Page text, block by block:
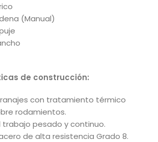
(Manual)
de construcción:
con tratamiento térmico
rodamientos.
pesado y continuo.
de alta resistencia Grado 8.